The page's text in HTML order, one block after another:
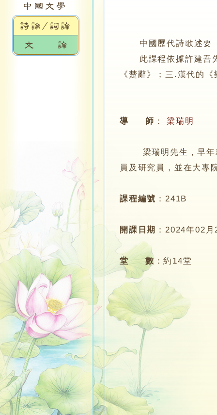
中國歷代詩歌述要
此課程依據許建吾先
《楚辭》；三.漢代的
導 師 ： 梁瑞明
梁瑞明先生，早年就
員及研究員，並在大專
課程編號 ：241B
開課日期 ：2024年02月
堂 數 ：約14堂